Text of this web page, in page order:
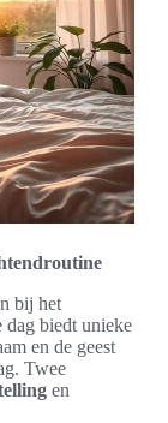
bij het
dag biedt unieke
en de geest
Twee
en